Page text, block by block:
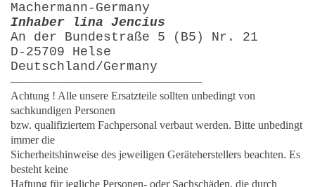
Machermann-Germany
Inhaber lina Jencius
An der Bundestraße 5 (B5) Nr. 21
D-25709 Helse
Deutschland/Germany
—————————————————
Achtung ! Alle unsere Ersatzteile sollten unbedingt von
sachkundigen Personen
bzw. qualifiziertem Fachpersonal verbaut werden. Bitte unbedingt
immer die
Sicherheitshinweise des jeweiligen Geräteherstellers beachten. Es
besteht keine
Haftung für jegliche Personen- oder Sachschäden, die durch